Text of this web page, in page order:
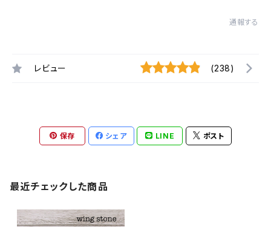
通報する
レビュー (238)
保存 シェア LINE ポスト
最近チェックした商品